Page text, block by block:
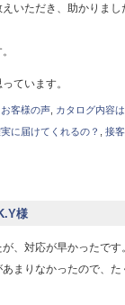
いただき、助かりまし
ています。
お客様の声, カタログ内容
に届けてくれるの？ 接
様
、対応が早かったです
まりなかったので、